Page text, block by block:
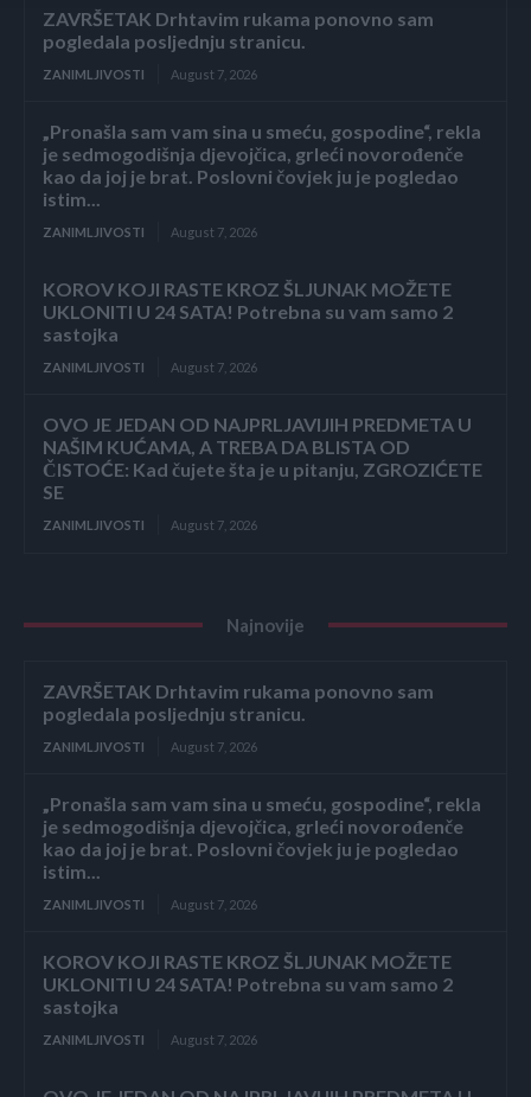
ZAVRŠETAK Drhtavim rukama ponovno sam
pogledala posljednju stranicu.
ZANIMLJIVOSTI August 7, 2026
„Pronašla sam vam sina u smeću, gospodine“, rekla
je sedmogodišnja djevojčica, grleći novorođenče
kao da joj je brat. Poslovni čovjek ju je pogledao
istim...
ZANIMLJIVOSTI August 7, 2026
KOROV KOJI RASTE KROZ ŠLJUNAK MOŽETE
UKLONITI U 24 SATA! Potrebna su vam samo 2
sastojka
ZANIMLJIVOSTI August 7, 2026
OVO JE JEDAN OD NAJPRLJAVIJIH PREDMETA U
NAŠIM KUĆAMA, A TREBA DA BLISTA OD
ČISTOĆE: Kad čujete šta je u pitanju, ZGROZIĆETE
SE
ZANIMLJIVOSTI August 7, 2026
Najnovije
ZAVRŠETAK Drhtavim rukama ponovno sam
pogledala posljednju stranicu.
ZANIMLJIVOSTI August 7, 2026
„Pronašla sam vam sina u smeću, gospodine“, rekla
je sedmogodišnja djevojčica, grleći novorođenče
kao da joj je brat. Poslovni čovjek ju je pogledao
istim...
ZANIMLJIVOSTI August 7, 2026
KOROV KOJI RASTE KROZ ŠLJUNAK MOŽETE
UKLONITI U 24 SATA! Potrebna su vam samo 2
sastojka
ZANIMLJIVOSTI August 7, 2026